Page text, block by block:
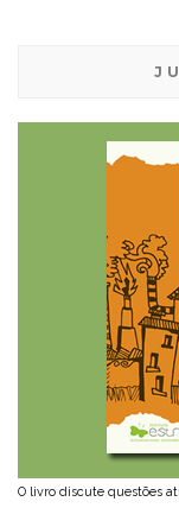
O livro discute questões